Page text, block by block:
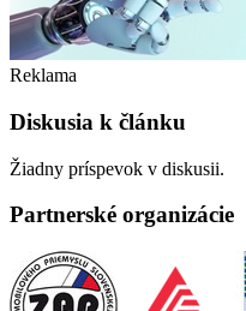
Reklama
Diskusia k článku
Žiadny príspevok v diskusii.
Partnerské organizácie